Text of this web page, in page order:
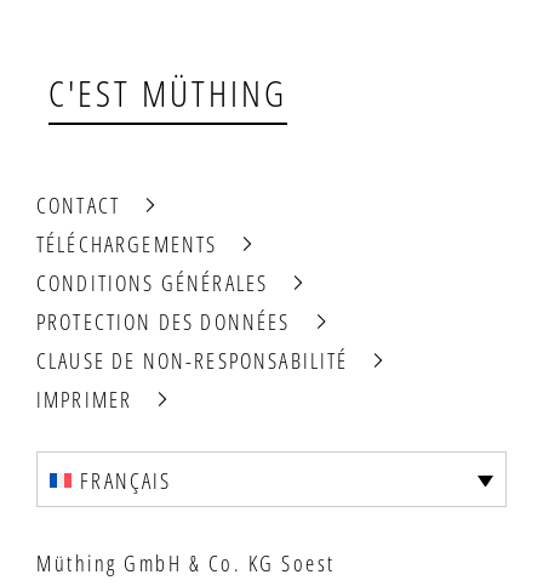
C'EST MÜTHING
CONTACT
TÉLÉCHARGEMENTS
CONDITIONS GÉNÉRALES
PROTECTION DES DONNÉES
CLAUSE DE NON-RESPONSABILITÉ
IMPRIMER
FRANÇAIS
Müthing GmbH & Co. KG Soest